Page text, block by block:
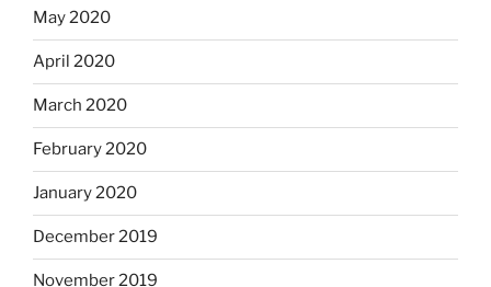
May 2020
April 2020
March 2020
February 2020
January 2020
December 2019
November 2019